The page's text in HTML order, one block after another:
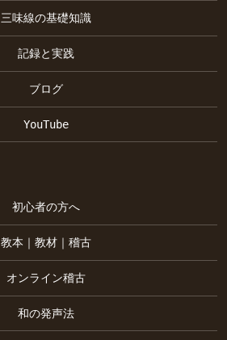
三味線の基礎知識
記録と実践
ブログ
YouTube
初心者の方へ
教本｜教材｜稽古
オンライン稽古
和の発声法